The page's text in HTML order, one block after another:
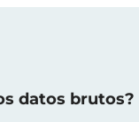
datos brutos?